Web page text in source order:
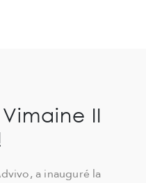
II
a inauguré la